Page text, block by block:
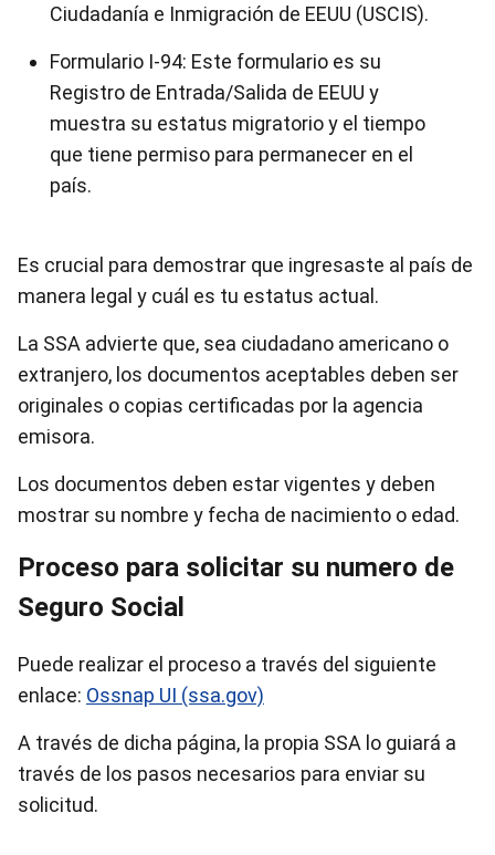
Ciudadanía e Inmigración de EEUU (USCIS).
Formulario I-94: Este formulario es su
Registro de Entrada/Salida de EEUU y
muestra su estatus migratorio y el tiempo
que tiene permiso para permanecer en el
país.
Es crucial para demostrar que ingresaste al país de
manera legal y cuál es tu estatus actual.
La SSA advierte que, sea ciudadano americano o
extranjero, los documentos aceptables deben ser
originales o copias certificadas por la agencia
emisora.
Los documentos deben estar vigentes y deben
mostrar su nombre y fecha de nacimiento o edad.
Proceso para solicitar su numero de
Seguro Social
Puede realizar el proceso a través del siguiente
enlace: Ossnap UI (ssa.gov)
A través de dicha página, la propia SSA lo guiará a
través de los pasos necesarios para enviar su
solicitud.